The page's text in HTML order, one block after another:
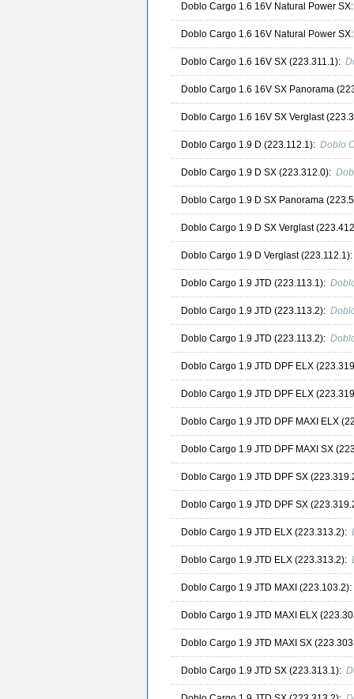
Doblo Cargo 1.6 16V Natural Power
Doblo Cargo 1.6 16V Natural Power
Doblo Cargo 1.6 16V SX (223.311.1):
Doblo Cargo 1.6 16V SX Panorama
Doblo Cargo 1.6 16V SX Verglast
Doblo Cargo 1.9 D (223.112.1): Doblo
Doblo Cargo 1.9 D SX (223.312.0):
Doblo Cargo 1.9 D SX Panorama
Doblo Cargo 1.9 D SX Verglast
Doblo Cargo 1.9 D Verglast
Doblo Cargo 1.9 JTD (223.113.1):
Doblo Cargo 1.9 JTD (223.113.2):
Doblo Cargo 1.9 JTD (223.113.2):
Doblo Cargo 1.9 JTD DPF ELX
Doblo Cargo 1.9 JTD DPF ELX
Doblo Cargo 1.9 JTD DPF MAXI ELX
Doblo Cargo 1.9 JTD DPF MAXI SX
Doblo Cargo 1.9 JTD DPF SX
Doblo Cargo 1.9 JTD DPF SX
Doblo Cargo 1.9 JTD ELX (223.313.2):
Doblo Cargo 1.9 JTD ELX (223.313.2):
Doblo Cargo 1.9 JTD MAXI
Doblo Cargo 1.9 JTD MAXI ELX
Doblo Cargo 1.9 JTD MAXI SX
Doblo Cargo 1.9 JTD SX (223.313.1):